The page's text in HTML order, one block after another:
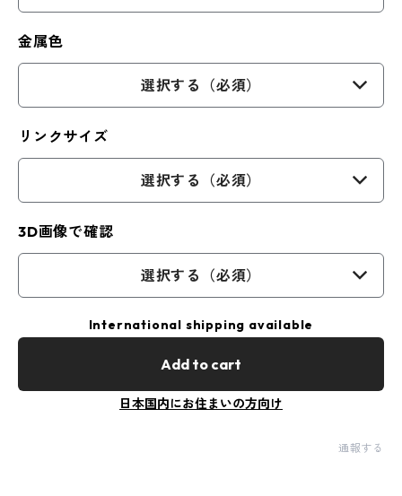
金属色
選択する（必須）
リンクサイズ
選択する（必須）
3D画像で確認
選択する（必須）
International shipping available
Add to cart
日本国内にお住まいの方向け
通報する